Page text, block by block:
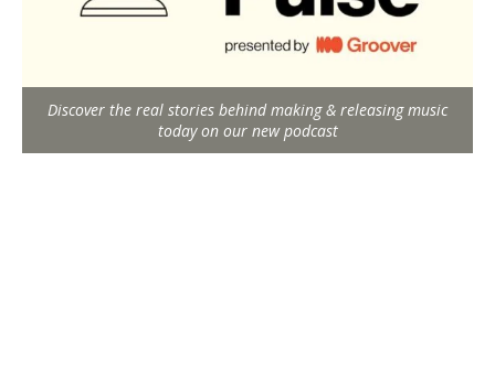
Discover the real stories behind making & releasing music
today on our new podcast